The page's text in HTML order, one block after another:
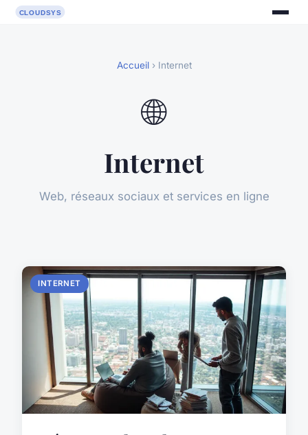
Accueil› Internet
🌐
Internet
Web, réseaux sociaux et services en ligne
INTERNET